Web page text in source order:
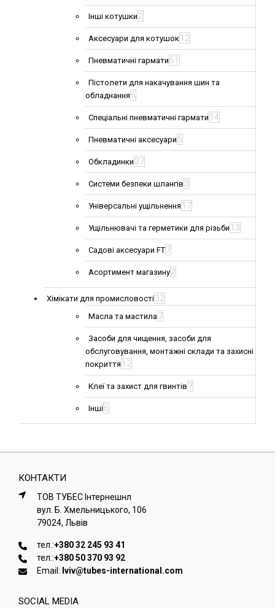
Інші котушки 2
Аксесуари для котушок 12
Пневматичні гармати 61
Пістолети для накачування шин та
обладнання 6
Спеціальні пневматичні гармати 14
Пневматичні аксесуари 5
Обкладинки 37
Системи безпеки шлангів 3
Універсальні ущільнення 17
Ущільнювачі та герметики для різьби 13
Садові аксесуари FT7
Асортимент магазину2
Хімікати для промисловості32
Масла та мастила7
Засоби для чищення, засоби для
обслуговування, монтажні склади та захисні
покриття 12
Клеї та захист для гвинтів 7
Інші6
КОНТАКТИ
ТОВ ТУБЕС Iнтернешнл
вул. Б. Хмельницького, 106
79024, Львiв
тел.:+380 32 245 93 41
тел.:+380 50 370 93 92
Email: lviv@tubes-international.com
SOCIAL MEDIA